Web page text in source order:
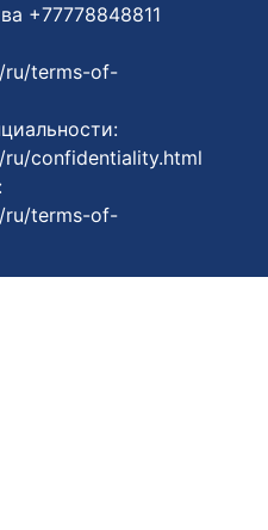
+77778848811
ru/terms-of-
confidentiality.html
ru/terms-of-